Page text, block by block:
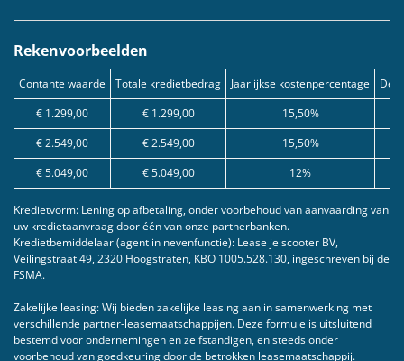
Rekenvoorbeelden
Contante waarde Totale kredietbedrag Jaarlijkse kostenpercentage
€ 1.299,00
€ 1.299,00
15,50%
€ 2.549,00
€ 2.549,00
15,50%
€ 5.049,00
€ 5.049,00 12%
Kredietvorm: Lening op afbetaling, onder voorbehoud van aanvaarding van
uw kredietaanvraag door één van onze partnerbanken.
Kredietbemiddelaar (agent in nevenfunctie): Lease je scooter BV,
Veilingstraat 49, 2320 Hoogstraten, KBO 1005.528.130, ingeschreven bij de
FSMA.
Zakelijke leasing: Wij bieden zakelijke leasing aan in samenwerking met
verschillende partner-leasemaatschappijen. Deze formule is uitsluitend
bestemd voor ondernemingen en zelfstandigen, en steeds onder
voorbehoud van goedkeuring door de betrokken leasemaatschappij.